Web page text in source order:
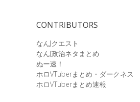
CONTRIBUTORS
なんJクエスト
なんJ政治ネタまとめ
ぬー速！
ホロVTuberまとめ・ダークネス
ホロVTuberまとめ速報